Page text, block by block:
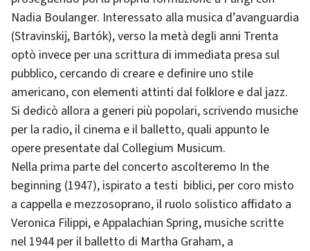
Nadia Boulanger. Interessato alla musica d’avanguardia
(Stravinskij, Bartók), verso la metà degli anni Trenta
optò invece per una scrittura di immediata presa sul
pubblico, cercando di creare e definire uno stile
americano, con elementi attinti dal folklore e dal jazz.
Si dedicò allora a generi più popolari, scrivendo musiche
per la radio, il cinema e il balletto, quali appunto le
opere presentate dal Collegium Musicum.
Nella prima parte del concerto ascolteremo In the
beginning (1947), ispirato a testi biblici, per coro misto
a cappella e mezzosoprano, il ruolo solistico affidato a
Veronica Filippi, e Appalachian Spring, musiche scritte
nel 1944 per il balletto di Martha Graham, a